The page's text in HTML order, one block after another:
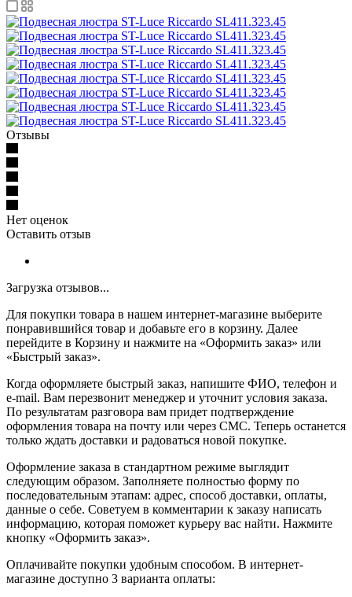
Отзывы
Нет оценок
Оставить отзыв
Загрузка отзывов...
Для покупки товара в нашем интернет-магазине выберите
понравившийся товар и добавьте его в корзину. Далее
перейдите в Корзину и нажмите на «Оформить заказ» или
«Быстрый заказ».
Когда оформляете быстрый заказ, напишите ФИО, телефон и
e-mail. Вам перезвонит менеджер и уточнит условия заказа.
По результатам разговора вам придет подтверждение
оформления товара на почту или через СМС. Теперь останется
только ждать доставки и радоваться новой покупке.
Оформление заказа в стандартном режиме выглядит
следующим образом. Заполняете полностью форму по
последовательным этапам: адрес, способ доставки, оплаты,
данные о себе. Советуем в комментарии к заказу написать
информацию, которая поможет курьеру вас найти. Нажмите
кнопку «Оформить заказ».
Оплачивайте покупки удобным способом. В интернет-
магазине доступно 3 варианта оплаты: